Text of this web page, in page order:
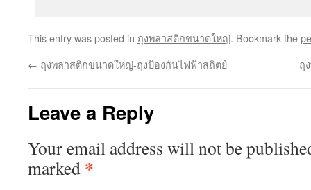
This entry was posted in ถุงพลาสติกขนาดใหญ่. Bookmark the
← ถุงพลาสติกขนาดใหญ่-ถุงป้องกันไฟฟ้าสถิตย์ ถุ
Leave a Reply
Your email address will not be
marked *